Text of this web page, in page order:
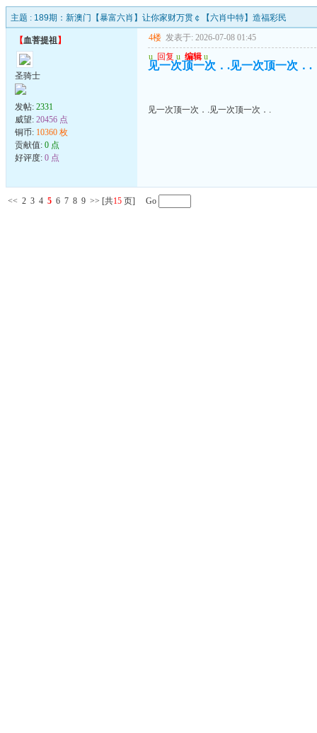
主题 : 189期：新澳门【暴富六肖】让你家财万贯￠【六肖中特】造福彩民
【血菩提祖 】
圣骑士
发帖: 2331
威望: 20456 点
铜币: 10360 枚
贡献值: 0 点
好评度: 0 点
4楼 发表于: 2026-07-08 01:45
u 回复 u 编辑 u
见一次顶一次．.见一次顶一次．.
见一次顶一次．.见一次顶一次．.
<< 2 3 4 5 6 7 8 9 >> [共15 页] Go